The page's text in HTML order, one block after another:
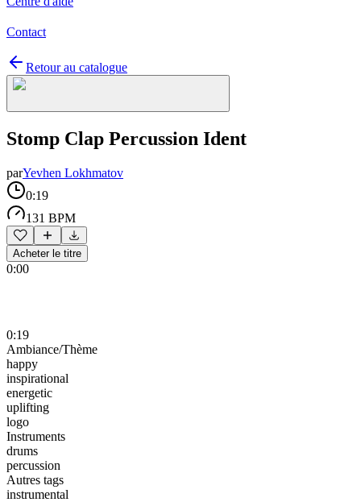
Contact
Retour au catalogue
Stomp Clap Percussion Ident
parYevhen Lokhmatov
0:19
131 BPM
Acheter le titre
0:00
0:19
Ambiance/Thème
happy
inspirational
energetic
uplifting
logo
Instruments
drums
percussion
Autres tags
instrumental